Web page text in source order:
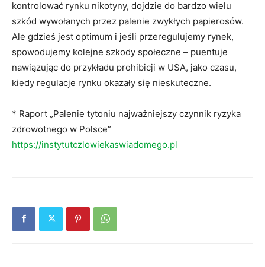
kontrolować rynku nikotyny, dojdzie do bardzo wielu
szkód wywołanych przez palenie zwykłych papierosów.
Ale gdzieś jest optimum i jeśli przeregulujemy rynek,
spowodujemy kolejne szkody społeczne – puentuje
nawiązując do przykładu prohibicji w USA, jako czasu,
kiedy regulacje rynku okazały się nieskuteczne.
* Raport „Palenie tytoniu najważniejszy czynnik ryzyka
zdrowotnego w Polsce”
https://instytutczlowiekaswiadomego.pl